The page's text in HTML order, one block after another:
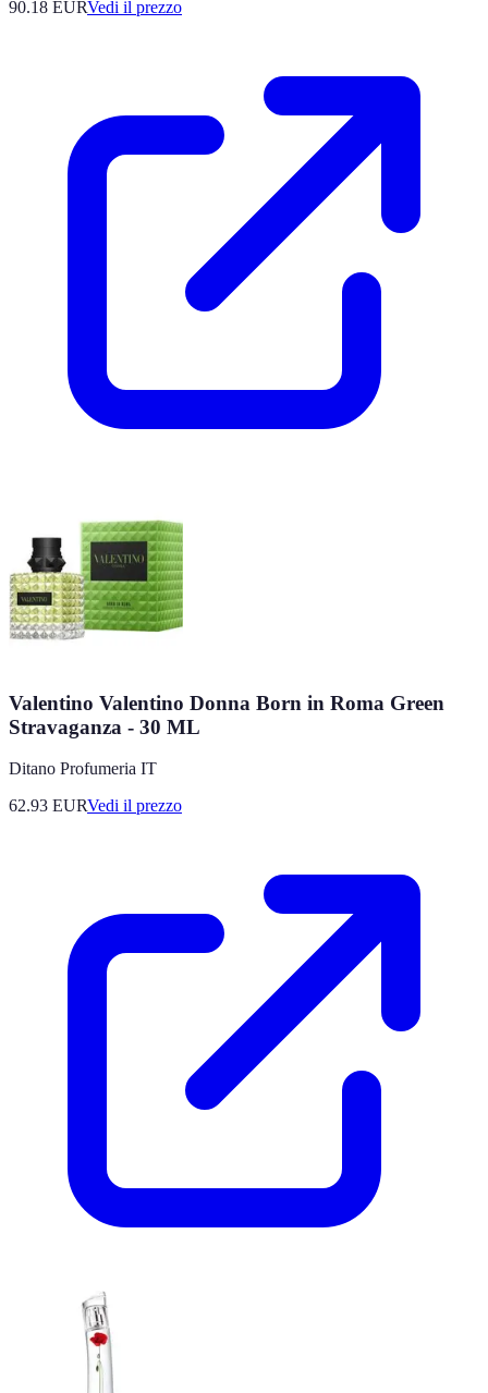
90.18 EURVedi il prezzo
Valentino Valentino Donna Born in Roma Green
Stravaganza - 30 ML
Ditano Profumeria IT
62.93 EURVedi il prezzo